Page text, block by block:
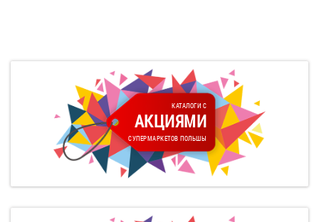
КАТАЛОГИ С
АКЦИЯМИ
СУПЕРМАРКЕТОВ ПОЛЬШЫ